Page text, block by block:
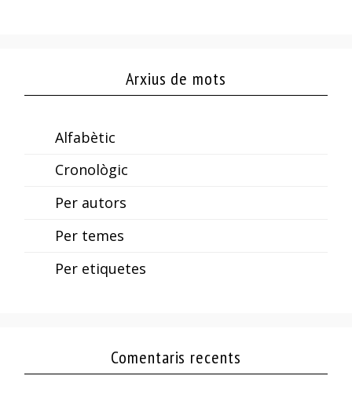
Arxius de mots
Alfabètic
Cronològic
Per autors
Per temes
Per etiquetes
Comentaris recents